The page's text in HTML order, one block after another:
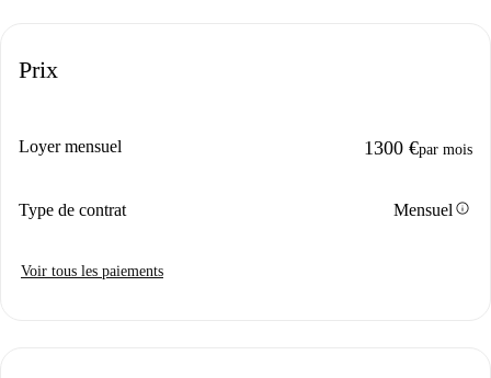
Prix
Loyer mensuel 1300 €par mois
Type de contrat Mensuel info
Voir tous les paiements